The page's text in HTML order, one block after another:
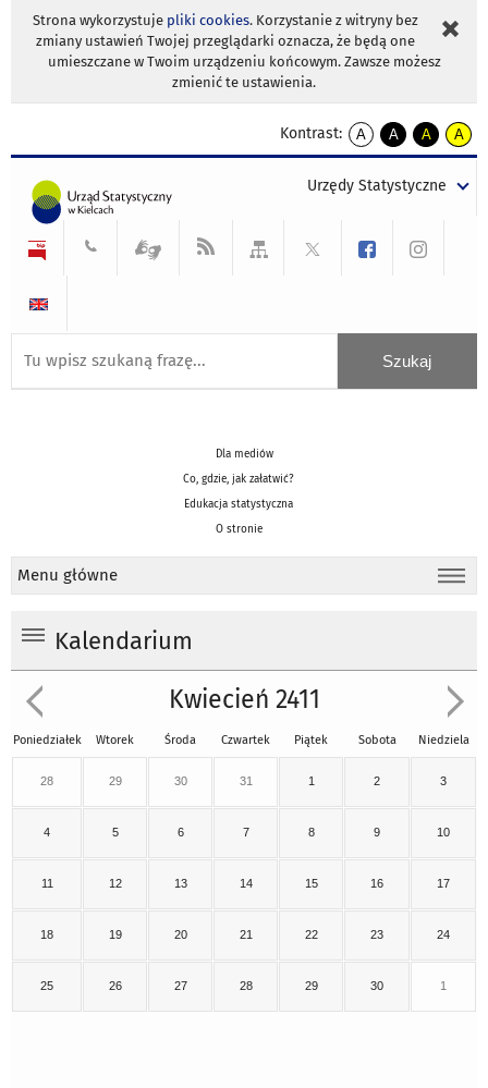
Strona wykorzystuje pliki cookies. Korzystanie z witryny bez
zmiany ustawień Twojej przeglądarki oznacza, że będą one
umieszczane w Twoim urządzeniu końcowym. Zawsze możesz
zmienić te ustawienia.
Kontrast:
A
kontrast
A
kontrast
tekst
czarnym
A
kontrast
tekst
czarnym
A
tekst
żółtym
Urzędy Statystyczne
Dla mediów
Co, gdzie, jak załatwić?
Edukacja statystyczna
O stronie
Menu główne
Kalendarium
Kwiecień 2411
Poniedziałek Wtorek Środa Czwartek Piątek Sobota Niedziela
28 29 30 31 1 2 3
4 5 6 7 8 9 10
11 12 13 14 15 16 17
18 19 20 21 22 23 24
25 26 27 28 29 30 1